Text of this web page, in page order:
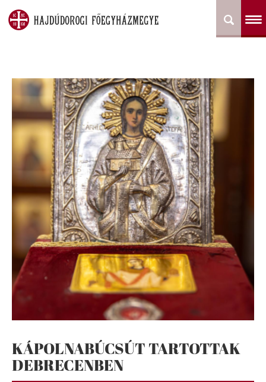
KÁPOLNABÚCSÚT TARTOTTAK
DEBRECENBEN